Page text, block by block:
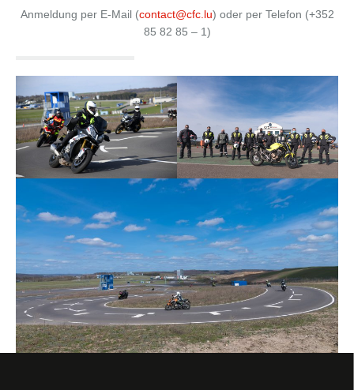
Anmeldung per E-Mail (contact@cfc.lu) oder per Telefon (+352
85 82 85 – 1)